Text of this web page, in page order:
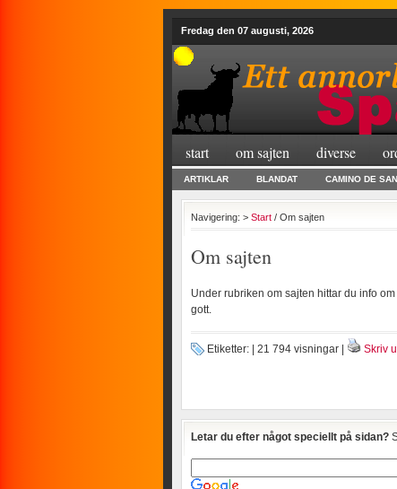
Fredag den 07 augusti, 2026
start om sajten diverse
ARTIKLAR BLANDAT CAMINO DE
Navigering: > Start / Om sajten
Om sajten
Under rubriken om sajten hittar du info
gott.
Etiketter: | 21 794 visningar | Skriv
Letar du efter något speciellt på sidan?